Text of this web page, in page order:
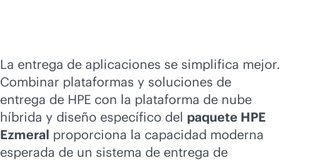
La entrega de aplicaciones se simplifica mejor.
Combinar plataformas y soluciones de
entrega de HPE con la plataforma de nube
híbrida y diseño específico del paquete HPE
Ezmeral proporciona la capacidad moderna
esperada de un sistema de entrega de